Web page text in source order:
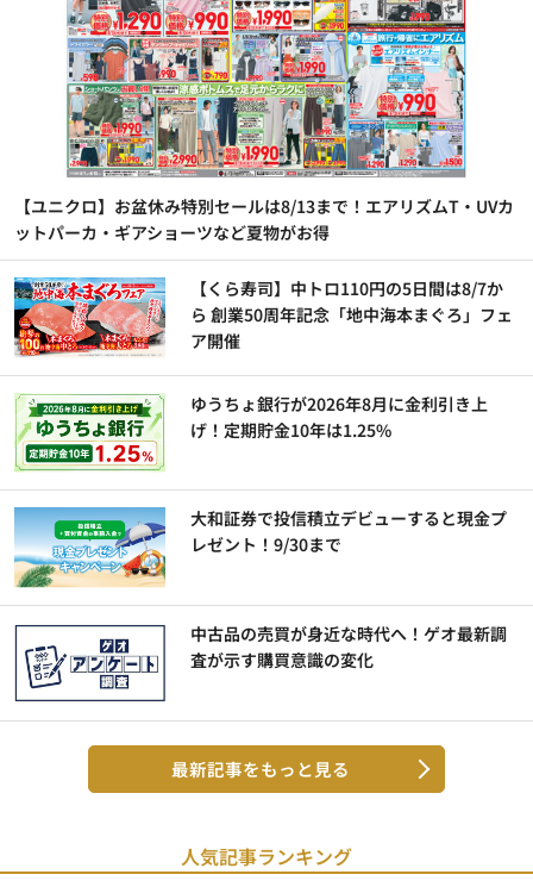
【ユニクロ】お盆休み特別セールは8/13まで！エアリズムT・UVカ
ットパーカ・ギアショーツなど夏物がお得
【くら寿司】中トロ110円の5日間は8/7か
ら 創業50周年記念「地中海本まぐろ」フェ
ア開催
ゆうちょ銀行が2026年8月に金利引き上
げ！定期貯金10年は1.25%
大和証券で投信積立デビューすると現金プ
レゼント！9/30まで
中古品の売買が身近な時代へ！ゲオ最新調
査が示す購買意識の変化
最新記事をもっと見る
人気記事ランキング